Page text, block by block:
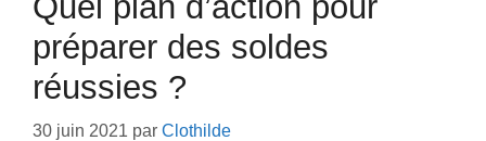
préparer des soldes
réussies ?
30 juin 2021 par Clothilde